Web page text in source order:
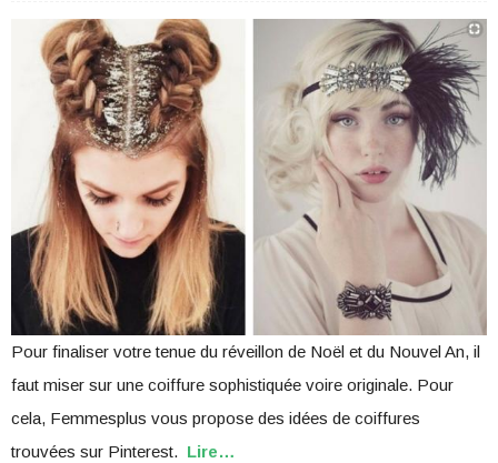
Pour finaliser votre tenue du réveillon de Noël et du Nouvel An, il
faut miser sur une coiffure sophistiquée voire originale. Pour
cela, Femmesplus vous propose des idées de coiffures
trouvées sur Pinterest. Lire…